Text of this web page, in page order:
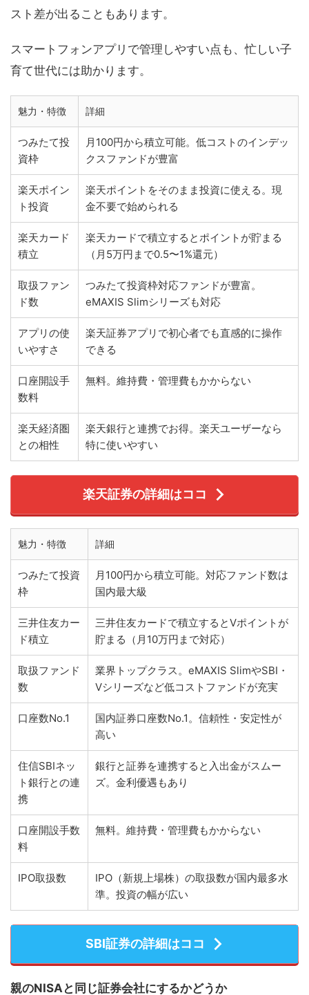
スト差が出ることもあります。
スマートフォンアプリで管理しやすい点も、忙しい子
育て世代には助かります。
魅力・特徴 詳細
つみたて投
資枠
月100円から積立可能。低コストのインデッ
クスファンドが豊富
楽天ポイン
ト投資
楽天ポイントをそのまま投資に使える。現
金不要で始められる
楽天カード
積立
楽天カードで積立するとポイントが貯まる
（月5万円まで0.5〜1%還元）
取扱ファン
ド数
つみたて投資枠対応ファンドが豊富。
eMAXIS Slimシリーズも対応
アプリの使
いやすさ
楽天証券アプリで初心者でも直感的に操作
できる
口座開設手
数料
無料。維持費・管理費もかからない
楽天経済圏
との相性
楽天銀行と連携でお得。楽天ユーザーなら
特に使いやすい
楽天証券の詳細はココ
魅力・特徴 詳細
つみたて投資
枠
月100円から積立可能。対応ファンド数は
国内最大級
三井住友カー
ド積立
三井住友カードで積立するとVポイントが
貯まる（月10万円まで対応）
取扱ファンド
数
業界トップクラス。eMAXIS SlimやSBI・
Vシリーズなど低コストファンドが充実
口座数No.1
国内証券口座数No.1。信頼性・安定性が
高い
住信SBIネッ
ト銀行との連
携
銀行と証券を連携すると入出金がスムー
ズ。金利優遇もあり
口座開設手数
料
無料。維持費・管理費もかからない
IPO取扱数
IPO（新規上場株）の取扱数が国内最多水
準。投資の幅が広い
SBI証券の詳細はココ
親のNISAと同じ証券会社にするかどうか